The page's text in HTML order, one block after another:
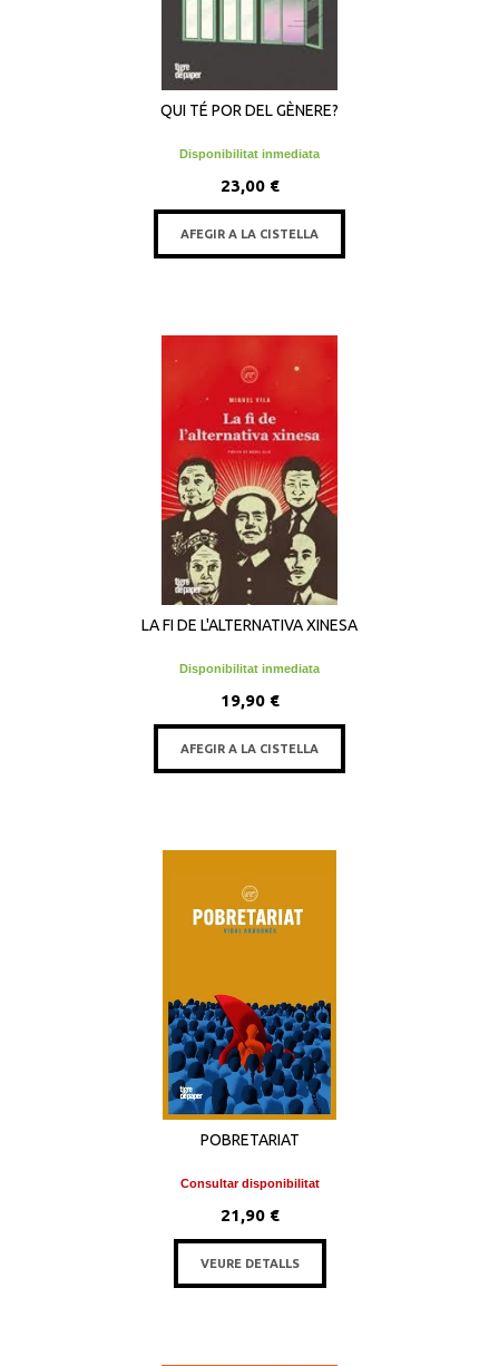
QUI TÉ POR DEL GÈNERE?
Disponibilitat inmediata
23,00 €
AFEGIR A LA CISTELLA
LA FI DE L'ALTERNATIVA XINESA
Disponibilitat inmediata
19,90 €
AFEGIR A LA CISTELLA
POBRETARIAT
Consultar disponibilitat
21,90 €
VEURE DETALLS